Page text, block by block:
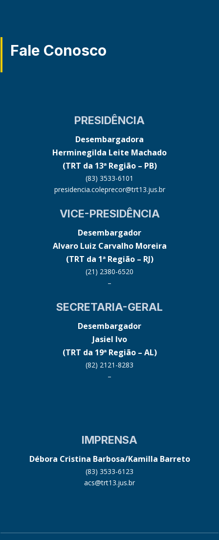
Fale Conosco
PRESIDÊNCIA
Desembargadora
Herminegilda Leite Machado
(TRT da 13ª Região – PB)
(83) 3533-6101
presidencia.coleprecor@trt13.jus.br
VICE-PRESIDÊNCIA
Desembargador
Alvaro Luiz Carvalho Moreira
(TRT da 1ª Região – RJ)
(21) 2380-6520
–
SECRETARIA-GERAL
Desembargador
Jasiel Ivo
(TRT da 19ª Região – AL)
(82) 2121-8283
–
IMPRENSA
Débora Cristina Barbosa/Kamilla Barreto
(83) 3533-6123
acs@trt13.jus.br